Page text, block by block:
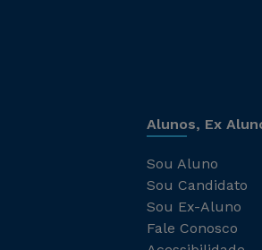
Alunos, Ex
Sou Aluno
Sou Candidato
Sou Ex-Aluno
Fale Conosco